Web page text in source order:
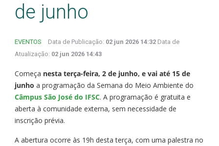
de junho
EVENTOS Data de Publicação: 02 jun 2026 14:32 Data de
Atualização: 02 jun 2026 14:43
Começa nesta terça-feira, 2 de junho, e vai até 15 de
junho a programação da Semana do Meio Ambiente do
Câmpus São José do IFSC. A programação é gratuita e
aberta à comunidade externa, sem necessidade de
inscrição prévia.
A abertura ocorre às 19h desta terça, com uma palestra no